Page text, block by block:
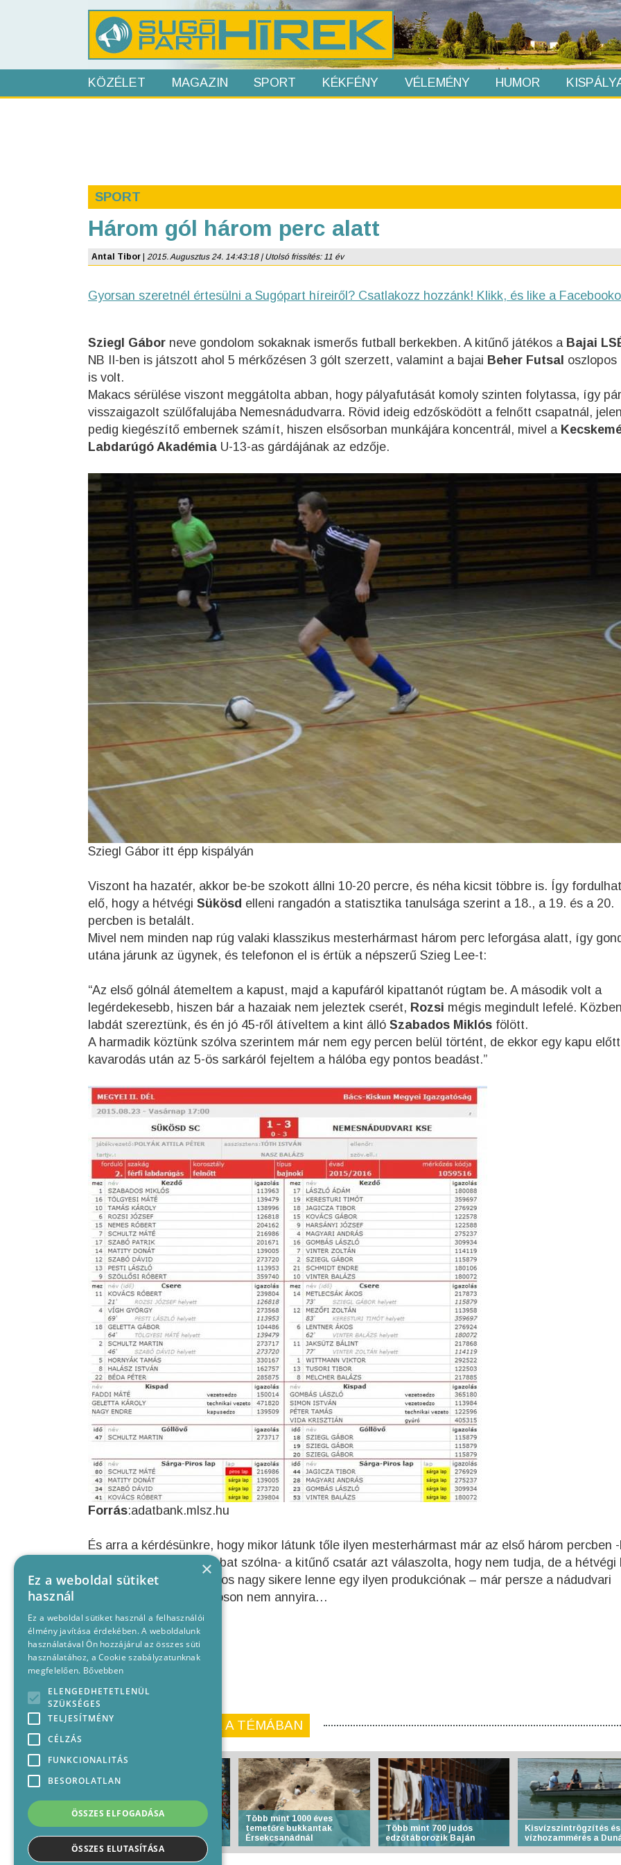
KÖZÉLET MAGAZIN SPORT KÉKFÉNY VÉLEMÉNY HUMOR
SPORT
Három gól három perc alatt
Antal Tibor 2015. Augusztus 24. 14:43:18 | Utolsó frissítés: 11 év
Gyorsan szeretnél értesülni a Sugópart híreiről? Csatlakozz hozzánk! Klikk, és like a
Sziegl Gábor neve gondolom sokaknak ismerős futball berkekben. A kitűnő játékos a Bajai
NB II-ben is játszott ahol 5 mérkőzésen 3 gólt szerzett, valamint a bajai Beher Futsal oszlopos
is volt.
Makacs sérülése viszont meggátolta abban, hogy pályafutását komoly szinten folytassa, így
visszaigazolt szülőfalujába Nemesnádudvarra. Rövid ideig edzősködött a felnőtt csapatnál,
pedig kiegészítő embernek számít, hiszen elsősorban munkájára koncentrál, mivel a
Labdarúgó Akadémia U-13-as gárdájának az edzője.
Sziegl Gábor itt épp kispályán
Viszont ha hazatér, akkor be-be szokott állni 10-20 percre, és néha kicsit többre is. Így
elő, hogy a hétvégi Sükösd elleni rangadón a statisztika tanulsága szerint a 18., a 19. és a 20.
percben is betalált.
Mivel nem minden nap rúg valaki klasszikus mesterhármast három perc leforgása alatt, így
utána járunk az ügynek, és telefonon el is értük a népszerű Szieg Lee-t:
“Az első gólnál átemeltem a kapust, majd a kapufáról kipattanót rúgtam be. A második volt a
legérdekesebb, hiszen bár a hazaiak nem jeleztek cserét, Rozsi mégis megindult lefelé.
labdát szereztünk, és én jó 45-ről átíveltem a kint álló Szabados Miklós fölött.
A harmadik köztünk szólva szerintem már nem egy percen belül történt, de ekkor egy kapu
kavarodás után az 5-ös sarkáról fejeltem a hálóba egy pontos beadást.”
Forrás:adatbank.mlsz.hu
És arra a kérdésünkre, hogy mikor látunk tőle ilyen mesterhármast már az első három percben
az még ennél is nagyobbat szólna- a kitűnő csatár azt válaszolta, hogy nem tudja, de a hétvégi
elleni örökrangadón biztos nagy sikere lenne egy ilyen produkciónak – már persze a nádudvari
drukkerek körében. Hajóson nem annyira…
KORÁBBI CIKKEINK A TÉMÁBAN
Anyakönyvi hírek
Több mint 1000 éves
temetőre bukkantak
Érsekcsanádnál
Több mint 700 judós
edzőtáborozik Baján
Kisvízszintrögzítés és
vízhozammérés a
×
Ez a weboldal sütiket
használ
Ez a weboldal sütiket használ a felhasználói
élmény javítása érdekében. A weboldalunk
használatával Ön hozzájárul az összes süti
használatához, a Cookie szabályzatunknak
megfelelően. Bővebben
ELENGEDHETETLENÜL
SZÜKSÉGES
TELJESÍTMÉNY
CÉLZÁS
FUNKCIONALITÁS
BESOROLATLAN
ÖSSZES ELFOGADÁSA
ÖSSZES ELUTASÍTÁSA